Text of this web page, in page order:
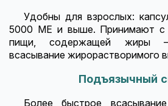
Удобны для взрослых:
5000 МЕ и выше. Принимают с
пищи, содержащей жиры
всасывание жирорастворимого
Подъязычный
Более быстрое